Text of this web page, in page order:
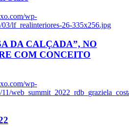
wp-
03/lf_realinteriores-26-335x256.jpg
DA CALÇADA”, NO
COM CONCEITO
wp-